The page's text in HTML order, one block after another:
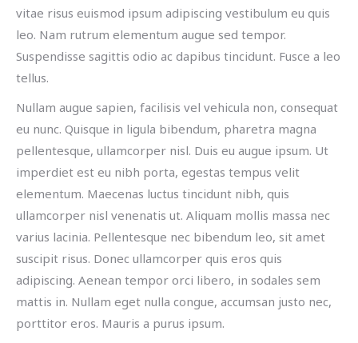
vitae risus euismod ipsum adipiscing vestibulum eu quis
leo. Nam rutrum elementum augue sed tempor.
Suspendisse sagittis odio ac dapibus tincidunt. Fusce a leo
tellus.
Nullam augue sapien, facilisis vel vehicula non, consequat
eu nunc. Quisque in ligula bibendum, pharetra magna
pellentesque, ullamcorper nisl. Duis eu augue ipsum. Ut
imperdiet est eu nibh porta, egestas tempus velit
elementum. Maecenas luctus tincidunt nibh, quis
ullamcorper nisl venenatis ut. Aliquam mollis massa nec
varius lacinia. Pellentesque nec bibendum leo, sit amet
suscipit risus. Donec ullamcorper quis eros quis
adipiscing. Aenean tempor orci libero, in sodales sem
mattis in. Nullam eget nulla congue, accumsan justo nec,
porttitor eros. Mauris a purus ipsum.